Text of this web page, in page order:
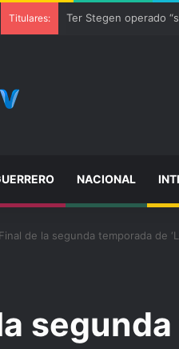
Titulares:
NACIONAL
Final de la segunda temporada de